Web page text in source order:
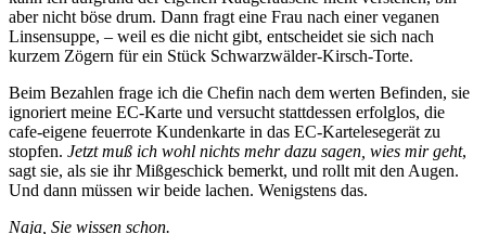
aber nicht böse drum. Dann fragt eine Frau nach einer veganen
Linsensuppe, – weil es die nicht gibt, entscheidet sie sich nach
kurzem Zögern für ein Stück Schwarzwälder-Kirsch-Torte.
Beim Bezahlen frage ich die Chefin nach dem werten Befinden, sie
ignoriert meine EC-Karte und versucht stattdessen erfolglos, die
cafe-eigene feuerrote Kundenkarte in das EC-Kartelesegerät zu
stopfen. Jetzt muß ich wohl nichts mehr dazu sagen, wies mir geht,
sagt sie, als sie ihr Mißgeschick bemerkt, und rollt mit den Augen.
Und dann müssen wir beide lachen. Wenigstens das.
Naja, Sie wissen schon.